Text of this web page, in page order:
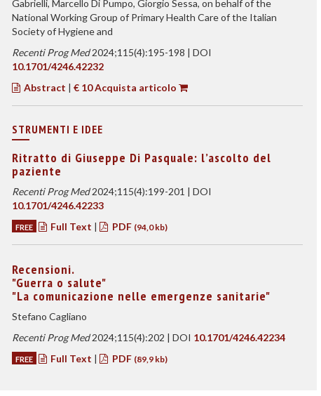
Gabrielli, Marcello Di Pumpo, Giorgio Sessa, on behalf of the
National Working Group of Primary Health Care of the Italian
Society of Hygiene and
Recenti Prog Med2024;115(4):195-198 | DOI
10.1701/4246.42232
Abstract | € 10 Acquista articolo
STRUMENTI E IDEE
Ritratto di Giuseppe Di Pasquale: l’ascolto del
paziente
Recenti Prog Med2024;115(4):199-201 | DOI
10.1701/4246.42233
FREE Full Text | PDF (94,0 kb)
Recensioni.
"Guerra o salute"
"La comunicazione nelle emergenze sanitarie"
Stefano Cagliano
Recenti Prog Med2024;115(4):202 | DOI 10.1701/4246.42234
FREE Full Text | PDF (89,9 kb)